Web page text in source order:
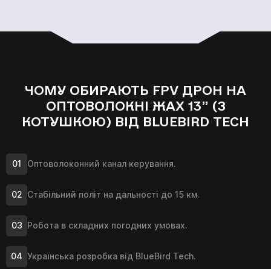
ЧОМУ ОБИРАЮТЬ FPV ДРОН НА
ОПТОВОЛОКНІ ЖАХ 13” (З
КОТУШКОЮ) ВІД BLUEBIRD TECH
Оптоволоконний канал керування.
Стабільний політ на дальності до 15 км.
Робота в складних погодних умовах.
Українська розробка від BlueBird Tech.